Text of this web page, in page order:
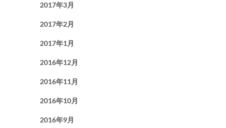
2017年3月
2017年2月
2017年1月
2016年12月
2016年11月
2016年10月
2016年9月